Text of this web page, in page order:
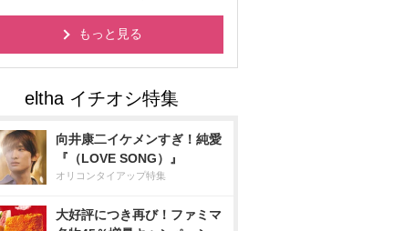
もっと見る
向井康二イケメンすぎ！純愛
『（LOVE SONG）』
オリコンタイアップ特集
大好評につき再び！ファミマ